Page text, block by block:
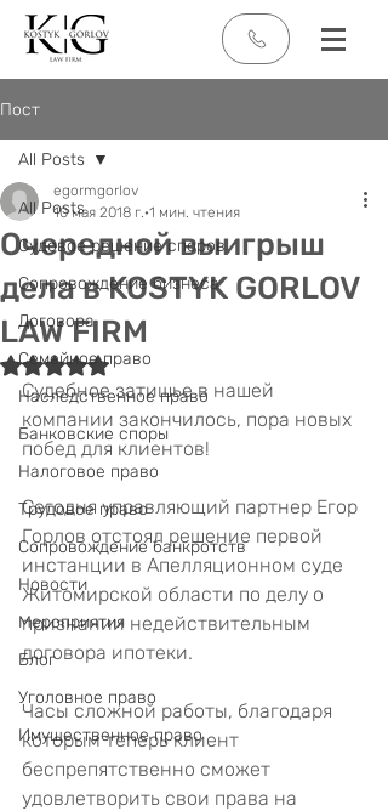
Пост
All Posts
Судовое решение споров
Сопровождение бизнеса
Договора
Семейное право
Наследственное право
Банковские споры
Налоговое право
Трудовое право
Сопровождение банкротств
Новости
Мероприятия
Блог
Уголовное право
Имущественное право
All Posts
Очередной выигрыш
дела в KOSTYK GORLOV
LAW FIRM
egormgorlov
10 мая 2018 г. 1 мин. чтения
Оценка: не число из 5 звезд.
Судебное затишье в нашей
компании закончилось, пора новых
побед для клиентов!
Сегодня управляющий партнер Егор
Горлов отстоял решение первой
инстанции в Апелляционном суде
Житомирской области по делу о
признании недействительным
договора ипотеки.
Часы сложной работы, благодаря
которым теперь клиент
беспрепятственно сможет
удовлетворить свои права на